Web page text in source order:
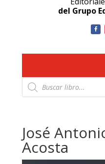
del Grupo
Búsqueda
de
productos
José
Acosta